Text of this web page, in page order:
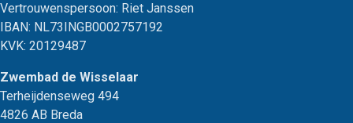
Vertrouwenspersoon: Riet Janssen
IBAN: NL73INGB0002757192
KVK: 20129487
Zwembad de Wisselaar
Terheijdenseweg 494
4826 AB Breda